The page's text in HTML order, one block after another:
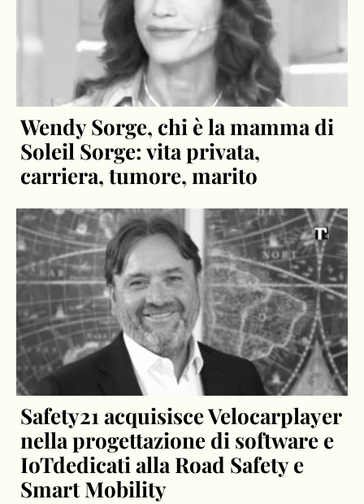
Wendy Sorge, chi è la mamma di
Soleil Sorge: vita privata,
carriera, tumore, marito
Safety21 acquisisce Velocarplayer
nella progettazione di software e
IoTdedicati alla Road Safety e
Smart Mobility